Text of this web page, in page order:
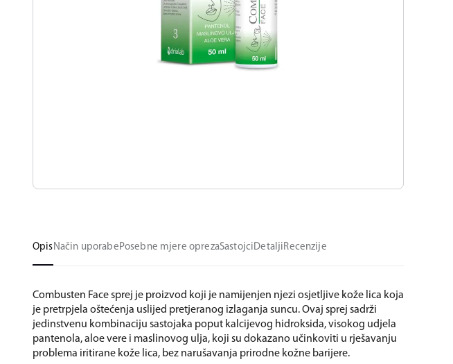
OpisNačin uporabePosebne mjere oprezaSastojciDetaljiRecenzije
Combusten Face sprej je proizvod koji je namijenjen njezi osjetljive kože lica koja
je pretrpjela oštećenja uslijed pretjeranog izlaganja suncu. Ovaj sprej sadrži
jedinstvenu kombinaciju sastojaka poput kalcijevog hidroksida, visokog udjela
pantenola, aloe vere i maslinovog ulja, koji su dokazano učinkoviti u rješavanju
problema iritirane kože lica, bez narušavanja prirodne kožne barijere.